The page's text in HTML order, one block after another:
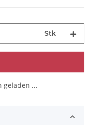
Stk
geladen ...